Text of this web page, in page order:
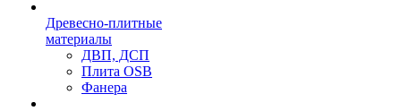
Древесно-плитные
материалы
ДВП, ДСП
Плита OSB
Фанера